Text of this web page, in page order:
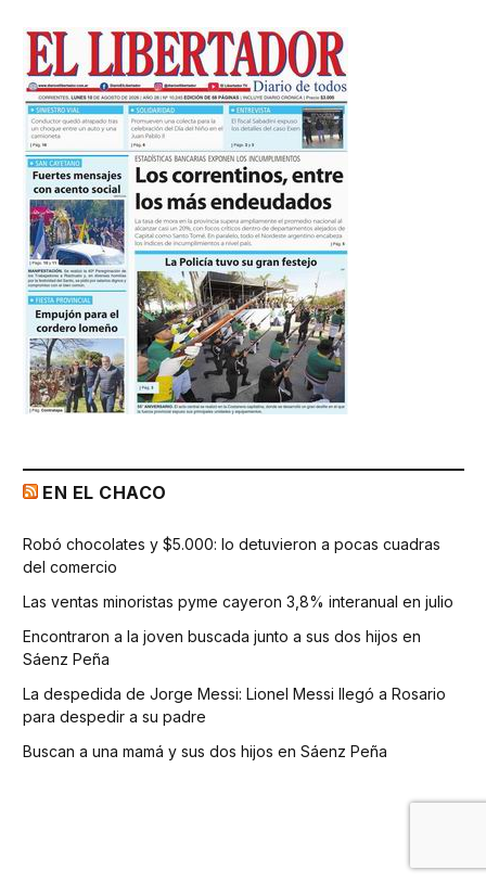
EN EL CHACO
Robó chocolates y $5.000: lo detuvieron a pocas cuadras
del comercio
Las ventas minoristas pyme cayeron 3,8% interanual en julio
Encontraron a la joven buscada junto a sus dos hijos en
Sáenz Peña
La despedida de Jorge Messi: Lionel Messi llegó a Rosario
para despedir a su padre
Buscan a una mamá y sus dos hijos en Sáenz Peña